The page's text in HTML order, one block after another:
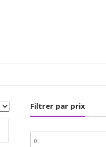
Filtrer par prix
Prix